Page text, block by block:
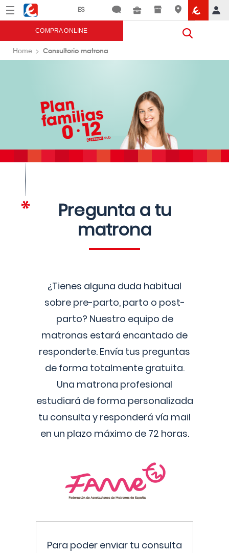
Menú Eroski
COMPRA ONLINE
Home Consultorio matrona
Pregunta a tu
matrona
¿Tienes alguna duda habitual
sobre pre-parto, parto o post-
parto? Nuestro equipo de
matronas estará encantado de
responderte. Envía tus preguntas
de forma totalmente gratuita.
Una matrona profesional
estudiará de forma personalizada
tu consulta y responderá vía mail
en un plazo máximo de 72 horas.
Para poder enviar tu consulta